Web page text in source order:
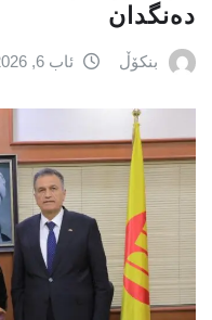
دەنگدان
بنکۆڵ ئاب 6, 2026